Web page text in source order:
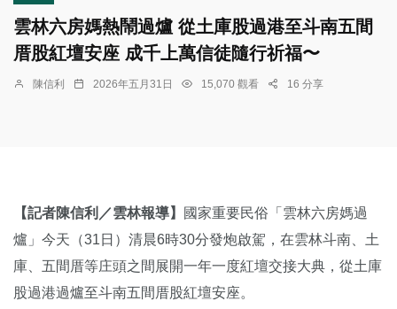
雲林六房媽熱鬧過爐 從土庫股過港至斗南五間
厝股紅壇安座 成千上萬信徒隨行祈福〜
陳信利 2026年五月31日 15,070 觀看 16 分享
【記者陳信利／雲林報導】
國家重要民俗「雲林六房媽過
爐」今天（31日）清晨6時30分發炮啟駕，在雲林斗南、土
庫、五間厝等庄頭之間展開一年一度紅壇交接大典，從土庫
股過港過爐至斗南五間厝股紅壇安座。